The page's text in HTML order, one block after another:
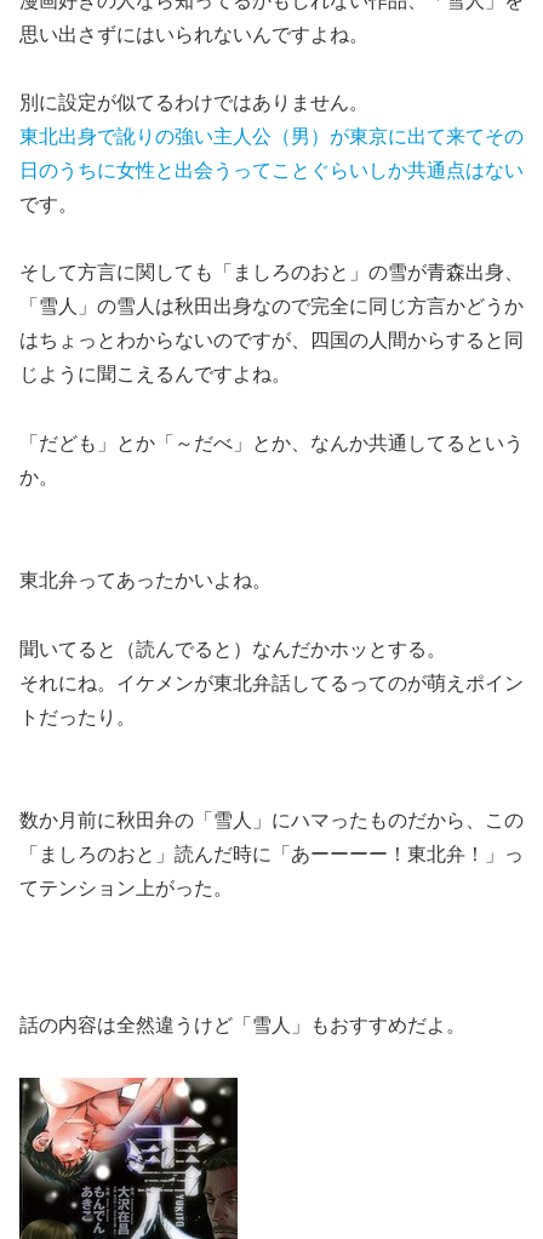
思い出さずにはいられないんですよね。
別に設定が似てるわけではありません。
東北出身で訛りの強い主人公（男）が東京に出て来てその
日のうちに女性と出会うってことぐらいしか共通点はない
です。
そして方言に関しても「ましろのおと」の雪が青森出身、
「雪人」の雪人は秋田出身なので完全に同じ方言かどうか
はちょっとわからないのですが、
四国の人間からすると同
じように聞こえるんですよね。
「だども」とか「～だべ」とか、なんか共通してるという
か。
東北弁ってあったかいよね。
聞いてると（読んでると）なんだかホッとする。
それにね。 イケメンが東北弁話してるってのが萌えポイン
ト だったり。
数か月前に秋田弁の「雪人」にハマったものだから、この
「ましろのおと」読んだ時に「あーーーー！東北弁！」っ
てテンション上がった。
話の内容は全然違うけど「雪人」もおすすめだよ。